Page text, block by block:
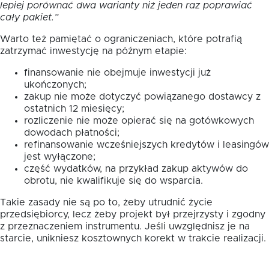
lepiej porównać dwa warianty niż jeden raz poprawiać
cały pakiet.”
Warto też pamiętać o ograniczeniach, które potrafią
zatrzymać inwestycję na późnym etapie:
finansowanie nie obejmuje inwestycji już
ukończonych;
zakup nie może dotyczyć powiązanego dostawcy z
ostatnich 12 miesięcy;
rozliczenie nie może opierać się na gotówkowych
dowodach płatności;
refinansowanie wcześniejszych kredytów i leasingów
jest wyłączone;
część wydatków, na przykład zakup aktywów do
obrotu, nie kwalifikuje się do wsparcia.
Takie zasady nie są po to, żeby utrudnić życie
przedsiębiorcy, lecz żeby projekt był przejrzysty i zgodny
z przeznaczeniem instrumentu. Jeśli uwzględnisz je na
starcie, unikniesz kosztownych korekt w trakcie realizacji.